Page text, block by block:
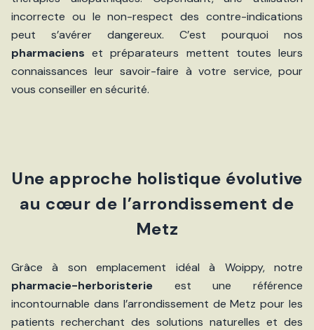
incorrecte ou le non-respect des contre-indications
peut s’avérer dangereux. C’est pourquoi nos
pharmaciens et préparateurs mettent toutes leurs
connaissances leur savoir-faire à votre service, pour
vous conseiller en sécurité.
Une approche holistique évolutive
au cœur de l’arrondissement de
Metz
Grâce à son emplacement idéal à Woippy, notre
pharmacie-herboristerie est une référence
incontournable dans l’arrondissement de Metz pour les
patients recherchant des solutions naturelles et des